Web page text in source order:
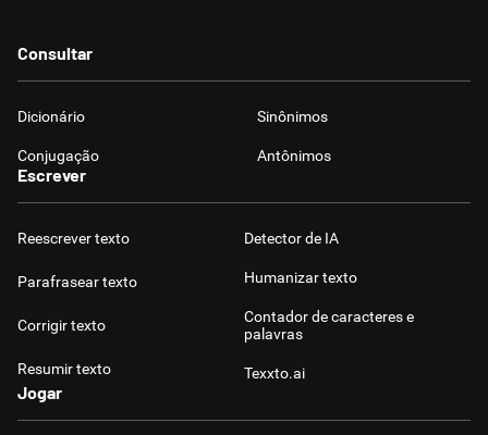
Consultar
Dicionário Sinônimos
Conjugação Antônimos
Escrever
Reescrever texto
Parafrasear texto
Corrigir texto
Resumir texto
Detector de IA
Humanizar texto
Contador de caracteres e
palavras
Texxto.ai
Jogar